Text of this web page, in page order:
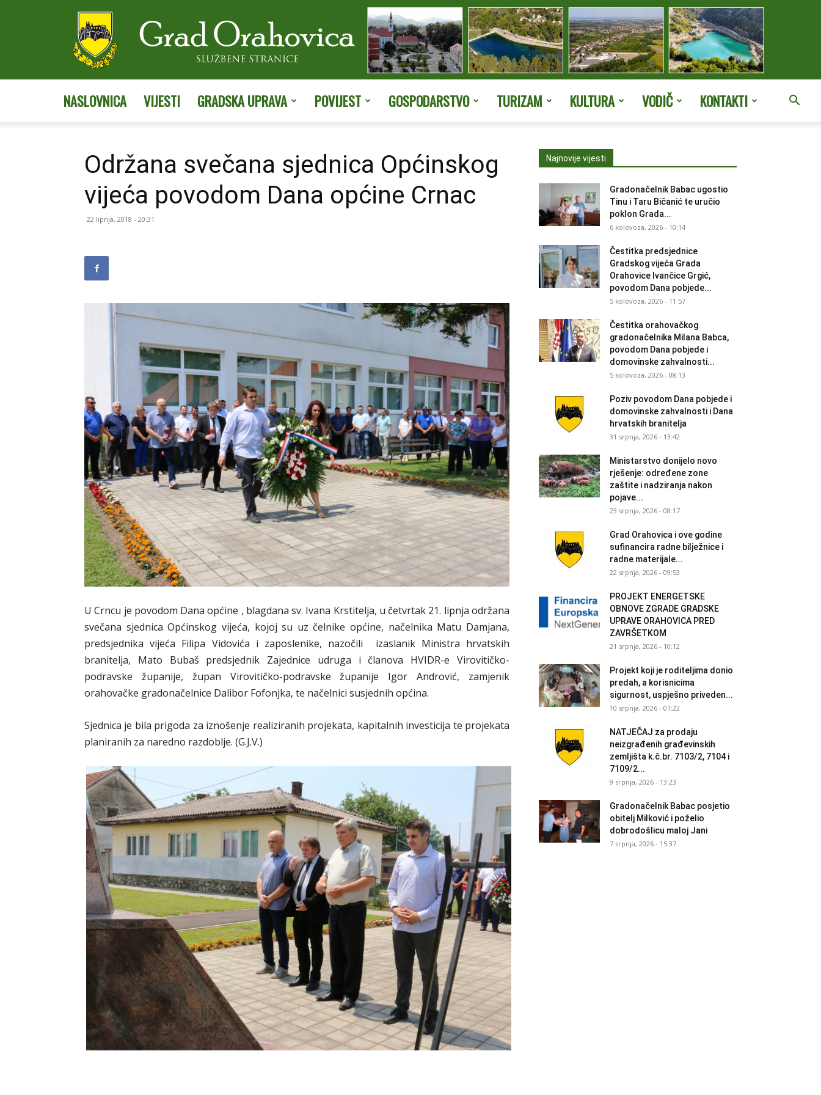
stranice
Orahovice
NASLOVNICA VIJESTI GRADSKA UPRAVA POVIJEST GOSPODARSTVO TURIZAM KULTURA VODIČ KONTAKTI
Održana svečana sjednica Općinskog
vijeća povodom Dana općine Crnac
22 lipnja, 2018 - 20:31
U Crncu je povodom Dana općine , blagdana sv. Ivana Krstitelja, u četvrtak 21. lipnja održana
svečana sjednica Općinskog vijeća, kojoj su uz čelnike općine, načelnika Matu Damjana,
predsjednika vijeća Filipa Vidovića i zaposlenike, nazočili izaslanik Ministra hrvatskih
branitelja, Mato Bubaš predsjednik Zajednice udruga i članova HVIDR-e Virovitičko-
podravske županije, župan Virovitičko-podravske županije Igor Andrović, zamjenik
orahovačke gradonačelnice Dalibor Fofonjka, te načelnici susjednih općina.
Sjednica je bila prigoda za iznošenje realiziranih projekata, kapitalnih investicija te projekata
planiranih za naredno razdoblje. (G.J.V.)
Najnovije vijesti
Gradonačelnik Babac ugostio
Tinu i Taru Bičanić te uručio
poklon Grada...
6 kolovoza, 2026 - 10:14
Čestitka predsjednice
Gradskog vijeća Grada
Orahovice Ivančice Grgić,
povodom Dana pobjede...
5 kolovoza, 2026 - 11:57
Čestitka orahovačkog
gradonačelnika Milana Babca,
povodom Dana pobjede i
domovinske zahvalnosti...
5 kolovoza, 2026 - 08:13
Poziv povodom Dana pobjede i
domovinske zahvalnosti i Dana
hrvatskih branitelja
31 srpnja, 2026 - 13:42
Ministarstvo donijelo novo
rješenje: određene zone
zaštite i nadziranja nakon
pojave...
23 srpnja, 2026 - 08:17
Grad Orahovica i ove godine
sufinancira radne bilježnice i
radne materijale...
22 srpnja, 2026 - 09:53
PROJEKT ENERGETSKE
OBNOVE ZGRADE GRADSKE
UPRAVE ORAHOVICA PRED
ZAVRŠETKOM
21 srpnja, 2026 - 10:12
Projekt koji je roditeljima donio
predah, a korisnicima
sigurnost, uspješno priveden...
10 srpnja, 2026 - 01:22
NATJEČAJ za prodaju
neizgrađenih građevinskih
zemljišta k.č.br. 7103/2, 7104 i
7109/2...
9 srpnja, 2026 - 13:23
Gradonačelnik Babac posjetio
obitelj Milković i poželio
dobrodošlicu maloj Jani
7 srpnja, 2026 - 15:37